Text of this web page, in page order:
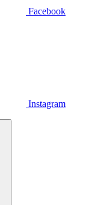
Facebook
Instagram